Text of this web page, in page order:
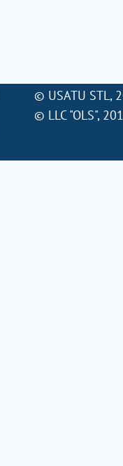
© USATU STL,
© LLC "OLS",